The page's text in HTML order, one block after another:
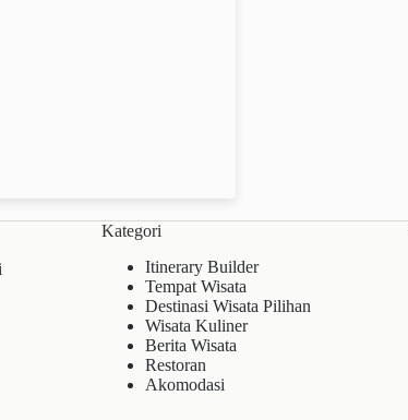
Kategori
Itinerary Builder
Tempat Wisata
Destinasi Wisata Pilihan
Wisata Kuliner
Berita Wisata
Restoran
Akomodasi